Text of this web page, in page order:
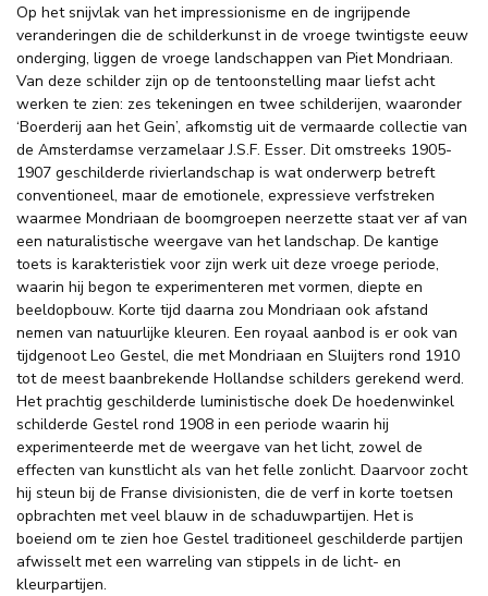
Op het snijvlak van het impressionisme en de ingrijpende
veranderingen die de schilderkunst in de vroege twintigste eeuw
onderging, liggen de vroege landschappen van Piet Mondriaan.
Van deze schilder zijn op de tentoonstelling maar liefst acht
werken te zien: zes tekeningen en twee schilderijen, waaronder
‘Boerderij aan het Gein’, afkomstig uit de vermaarde collectie van
de Amsterdamse verzamelaar J.S.F. Esser. Dit omstreeks 1905-
1907 geschilderde rivierlandschap is wat onderwerp betreft
conventioneel, maar de emotionele, expressieve verfstreken
waarmee Mondriaan de boomgroepen neerzette staat ver af van
een naturalistische weergave van het landschap. De kantige
toets is karakteristiek voor zijn werk uit deze vroege periode,
waarin hij begon te experimenteren met vormen, diepte en
beeldopbouw. Korte tijd daarna zou Mondriaan ook afstand
nemen van natuurlijke kleuren. Een royaal aanbod is er ook van
tijdgenoot Leo Gestel, die met Mondriaan en Sluijters rond 1910
tot de meest baanbrekende Hollandse schilders gerekend werd.
Het prachtig geschilderde luministische doek De hoedenwinkel
schilderde Gestel rond 1908 in een periode waarin hij
experimenteerde met de weergave van het licht, zowel de
effecten van kunstlicht als van het felle zonlicht. Daarvoor zocht
hij steun bij de Franse divisionisten, die de verf in korte toetsen
opbrachten met veel blauw in de schaduwpartijen. Het is
boeiend om te zien hoe Gestel traditioneel geschilderde partijen
afwisselt met een warreling van stippels in de licht- en
kleurpartijen.